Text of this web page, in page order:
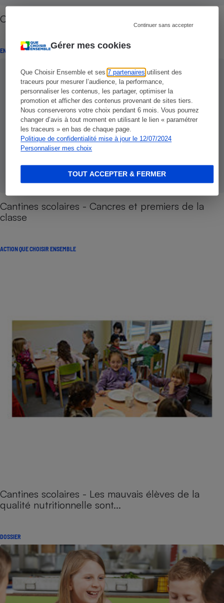
Gérer mes cookies
Que Choisir Ensemble et ses7 partenaires utilisent des
traceurs pour mesurer l’audience, la performance,
personnaliser les contenus, les partager, optimiser la
promotion et afficher des contenus provenant de sites tiers.
Nous conserverons votre choix pendant 6 mois. Vous pourrez
changer d’avis à tout moment en utilisant le lien « paramétrer
les traceurs » en bas de chaque page.
Politique de confidentialité mise à jour le 12/07/2024
Personnaliser mes choix
Continuer sans accepter
TOUT ACCEPTER & FERMER
Cantines - Surprises au fond de l'assiette
ENQUÊTE
Cantines scolaires - Cancres et premiers de la
classe
ACTION QUE CHOISIR ENSEMBLE
Cantines scolaires - Les mauvais élèves de la
qualité nutritionnelle sont...
DOSSIER